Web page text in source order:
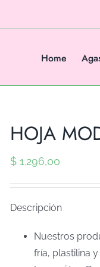
Home
HOJA
$ 1.296,00
Descripción
Nuestros
fría, plastilina